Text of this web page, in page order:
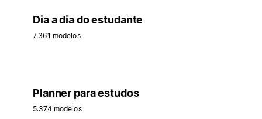
Dia a dia do estudante
7.361 modelos
Planner para estudos
5.374 modelos